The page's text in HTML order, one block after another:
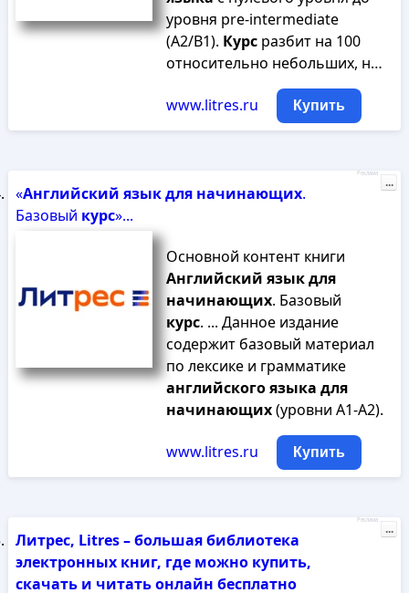
уровня pre-intermediate
(A2/B1). Курсразбит на 100
относительно небольших, н…
www.litres.ru Купить
«Английский языкдля начинающих.
Базовый курс»...
Основной контент книги
Английский языкдля
начинающих. Базовый
курс. ... Данное издание
содержит базовый материал
по лексике и грамматике
английскогоязыка для
начинающих(уровни А1-А2).
www.litres.ru Купить
Реклама
...
Литрес, Litres – большая библиотека
электронных книг, где можно купить,
скачать и читать онлайн бесплатно
Реклама
...